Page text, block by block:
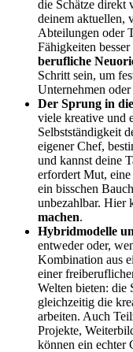
die Schätze direkt
deinem aktuellen,
Abteilungen oder
Fähigkeiten
berufliche
Schritt sein, um
Unternehmen
Der Sprung in
viele kreative und
Selbstständigkeit
eigener Chef,
und kannst deine
erfordert Mut,
ein bisschen
unbezahlbar. Hier
machen.
Hybridmodelle
entweder oder,
Kombination aus
einer
Welten bieten: die
gleichzeitig die
arbeiten. Auch
Projekte,
können ein echter